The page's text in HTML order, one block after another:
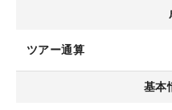
ツアー通算
基本